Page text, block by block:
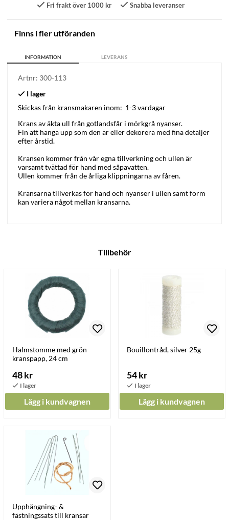
Fri frakt över 1000 kr Snabba leveranser
Finns i fler utföranden
INFORMATION LEVERANS
Artnr: 300-113
Skickas från kransmakaren inom: 1-3 vardagar
Krans av äkta ull från gotlandsfår i mörkgrå nyanser.
Fin att hänga upp som den är eller dekorera med fina detaljer
efter årstid.
Kransen kommer från vår egna tillverkning och ullen är
varsamt tvättad för hand med såpavatten.
Ullen kommer från de årliga klippningarna av fåren.
Kransarna tillverkas för hand och nyanser i ullen samt form
kan variera något mellan kransarna.
Tillbehör
Halmstomme med grön
kranspapp, 24 cm
48 kr
Lägg i kundvagnen
Bouillontråd, silver 25g
54 kr
Lägg i kundvagnen
Upphängning- &
fästningssats till kransar